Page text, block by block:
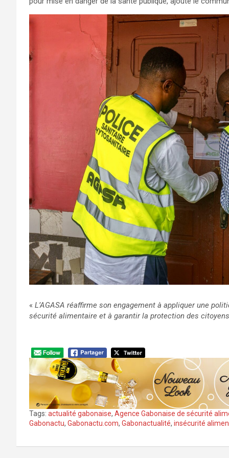
« L’AGASA réaffirme son engagement à appliquer une
sécurité alimentaire et à garantir la protection des
Tags: actualité gabonaise, Agence Gabonaise de sécurité
Gabonactu, Gabonactu.com, Gabonactualité, insécurité